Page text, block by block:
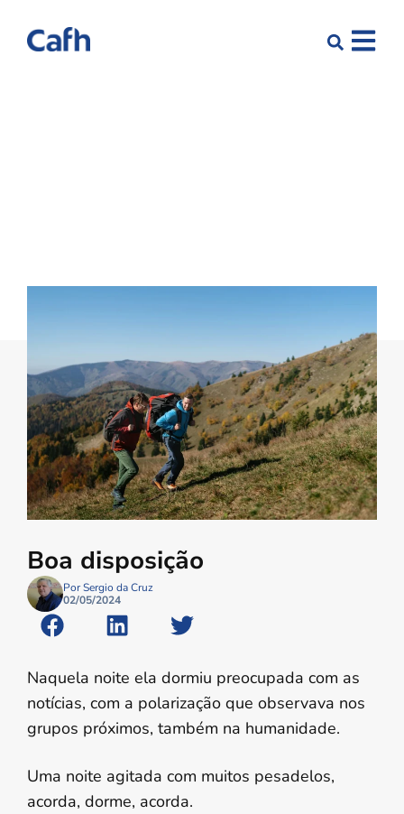
Boa disposição
Por Sergio da Cruz
02/05/2024
Naquela noite ela dormiu preocupada com as
notícias, com a polarização que observava nos
grupos próximos, também na humanidade.
Uma noite agitada com muitos pesadelos,
acorda, dorme, acorda.